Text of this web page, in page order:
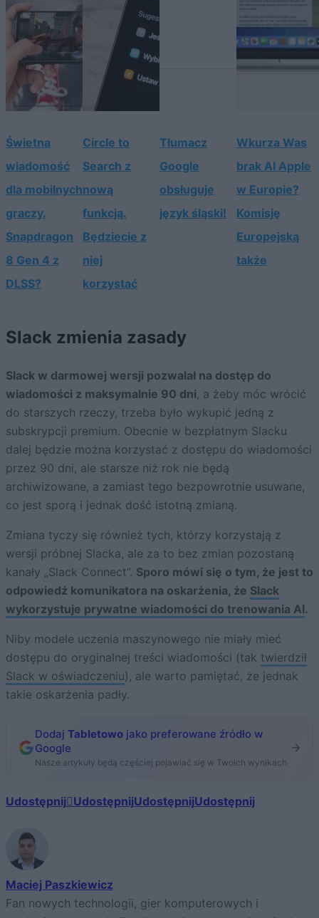
Świetna
wiadomość
dla mobilnych
graczy.
Snapdragon
8 Gen 4 z
DLSS?
Circle to
Search z
nową
funkcją.
Będziecie z
niej
korzystać
Tłumacz
Google
obsługuje
język śląski!
Wkurza Was
brak AI Apple
w Europie?
Komisję
Europejską
także
Slack zmienia zasady
Slack w darmowej wersji pozwalał na dostęp do
wiadomości z maksymalnie 90 dni, a żeby móc wrócić
do starszych rzeczy, trzeba było wykupić jedną z
subskrypcji premium. Obecnie w bezpłatnym Slacku
dalej będzie można korzystać z dostępu do wiadomości
przez 90 dni, ale starsze niż rok nie będą
archiwizowane, a zamiast tego bezpowrotnie usuwane,
co jest sporą i jednak dość istotną zmianą.
Zmiana tyczy się również tych, którzy korzystają z
wersji próbnej Slacka, ale za to bez zmian pozostaną
kanały „Slack Connect”. Sporo mówi się o tym, że jest to
odpowiedź komunikatora na oskarżenia, że Slack
wykorzystuje prywatne wiadomości do trenowania AI.
Niby modele uczenia maszynowego nie miały mieć
dostępu do oryginalnej treści wiadomości (tak twierdził
Slack w oświadczeniu), ale warto pamiętać, że jednak
takie oskarżenia padły.
Dodaj Tabletowo jako preferowane źródło w
Google
Nasze artykuły będą częściej pojawiać się w Twoich wynikach
Udostępnij UdostępnijUdostępnijUdostępnij
Maciej Paszkiewicz
Fan nowych technologii, gier komputerowych i